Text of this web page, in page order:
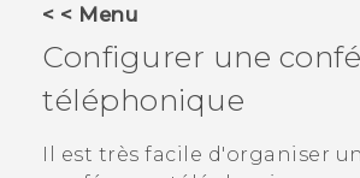
VIVERSE
SUPPORT
Appareils HTC & Accessoires
< < Menu
Configurer une
téléphonique
Il est très facile d'organiser